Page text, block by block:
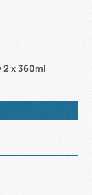
2 x 360ml